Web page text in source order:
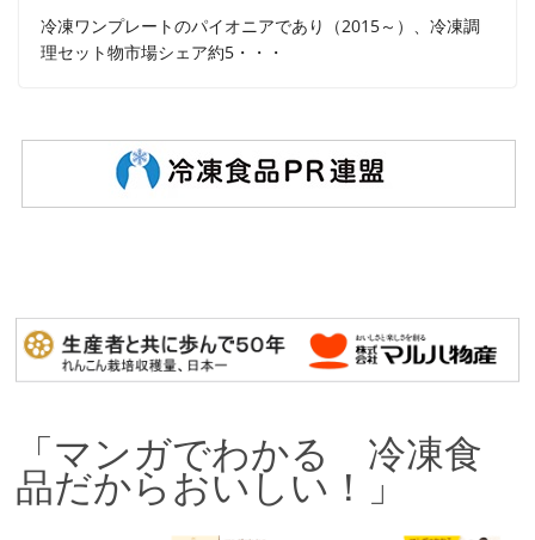
冷凍ワンプレートのパイオニアであり（2015～）、冷凍調
理セット物市場シェア約5・・・
「マンガでわかる 冷凍食
品だからおいしい！」